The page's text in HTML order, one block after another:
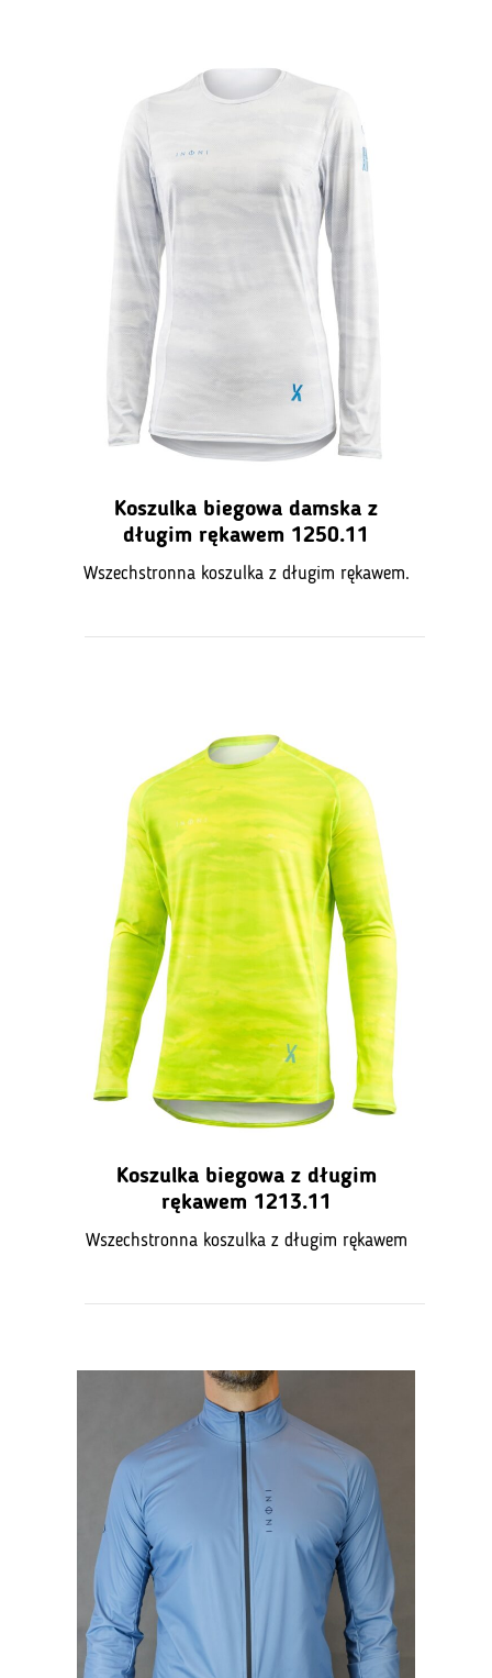
Koszulka biegowa damska z
długim rękawem 1250.11
Wszechstronna koszulka z długim rękawem.
Koszulka biegowa z długim
rękawem 1213.11
Wszechstronna koszulka z długim rękawem